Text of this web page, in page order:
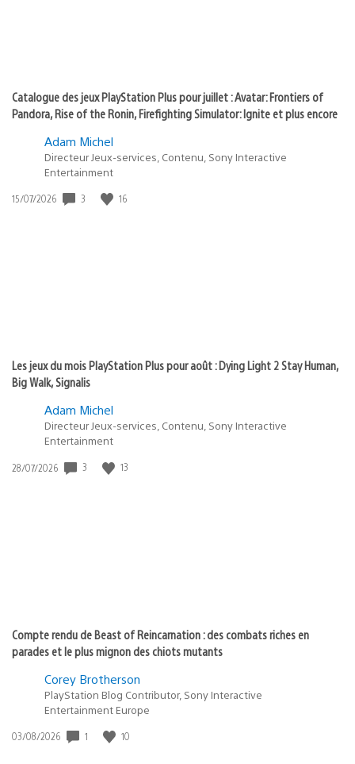
Catalogue des jeux PlayStation Plus pour juillet : Avatar: Frontiers of
Pandora, Rise of the Ronin, Firefighting Simulator: Ignite et plus encore
Adam Michel
Directeur Jeux-services, Contenu, Sony Interactive
Entertainment
Date
15/07/2026 3 16
Les jeux du mois PlayStation Plus pour août : Dying Light 2 Stay Human,
Big Walk, Signalis
Adam Michel
Directeur Jeux-services, Contenu, Sony Interactive
Entertainment
Date
28/07/2026 3 13
Compte rendu de Beast of Reincarnation : des combats riches en
parades et le plus mignon des chiots mutants
Corey Brotherson
PlayStation Blog Contributor, Sony Interactive
Entertainment Europe
Date
03/08/2026 1 10